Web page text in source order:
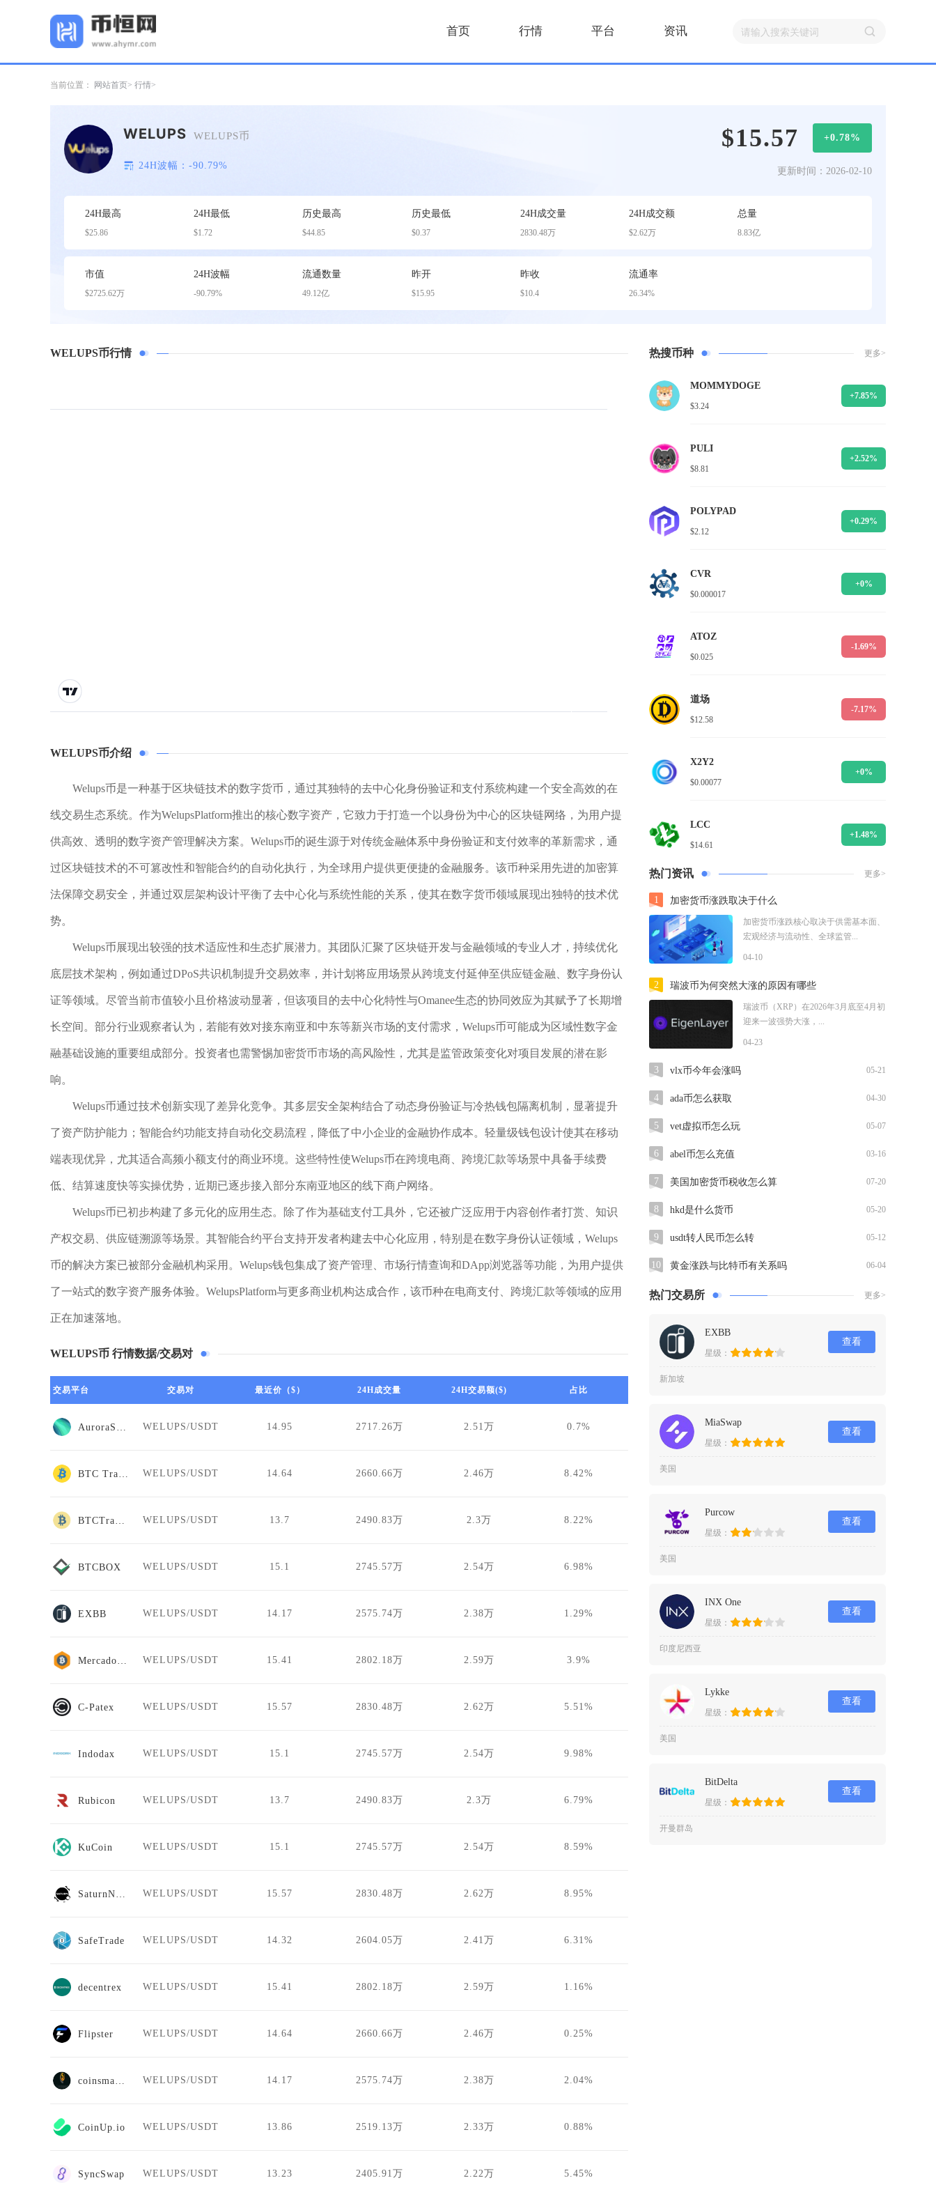
首页 行情 平台 资讯
当前位置： 网站首页 行情
WELUPS WELUPS币
24H波幅：-90.79%
$15.57 +0.78%
更新时间：2026-02-10
24H最高
$25.86
24H最低
$1.72
历史最高
$44.85
历史最低
$0.37
24H成交量
2830.48万
24H成交额
$2.62万
总量
8.83亿
市值
$2725.62万
24H波幅
-90.79%
流通数量
49.12亿
昨开
$15.95
昨收
$10.4
流通率
26.34%
WELUPS币行情
WELUPS币介绍
Welups币是一种基于区块链技术的数字货币，通过其独特的去中心化身份验证和支付系统构建一个安全高效的在
线交易生态系统。作为WelupsPlatform推出的核心数字资产，它致力于打造一个以身份为中心的区块链网络，为用户提
供高效、透明的数字资产管理解决方案。Welups币的诞生源于对传统金融体系中身份验证和支付效率的革新需求，通
过区块链技术的不可篡改性和智能合约的自动化执行，为全球用户提供更便捷的金融服务。该币种采用先进的加密算
法保障交易安全，并通过双层架构设计平衡了去中心化与系统性能的关系，使其在数字货币领域展现出独特的技术优
势。
Welups币展现出较强的技术适应性和生态扩展潜力。其团队汇聚了区块链开发与金融领域的专业人才，持续优化
底层技术架构，例如通过DPoS共识机制提升交易效率，并计划将应用场景从跨境支付延伸至供应链金融、数字身份认
证等领域。尽管当前市值较小且价格波动显著，但该项目的去中心化特性与Omanee生态的协同效应为其赋予了长期增
长空间。部分行业观察者认为，若能有效对接东南亚和中东等新兴市场的支付需求，Welups币可能成为区域性数字金
融基础设施的重要组成部分。投资者也需警惕加密货币市场的高风险性，尤其是监管政策变化对项目发展的潜在影
响。
Welups币通过技术创新实现了差异化竞争。其多层安全架构结合了动态身份验证与冷热钱包隔离机制，显著提升
了资产防护能力；智能合约功能支持自动化交易流程，降低了中小企业的金融协作成本。轻量级钱包设计使其在移动
端表现优异，尤其适合高频小额支付的商业环境。这些特性使Welups币在跨境电商、跨境汇款等场景中具备手续费
低、结算速度快等实操优势，近期已逐步接入部分东南亚地区的线下商户网络。
Welups币已初步构建了多元化的应用生态。除了作为基础支付工具外，它还被广泛应用于内容创作者打赏、知识
产权交易、供应链溯源等场景。其智能合约平台支持开发者构建去中心化应用，特别是在数字身份认证领域，Welups
币的解决方案已被部分金融机构采用。Welups钱包集成了资产管理、市场行情查询和DApp浏览器等功能，为用户提供
了一站式的数字资产服务体验。WelupsPlatform与更多商业机构达成合作，该币种在电商支付、跨境汇款等领域的应用
正在加速落地。
WELUPS币 行情数据/交易对
交易平台 交易对 最近价（$） 24H成交量 24H交易额($) 占比
WELUPS/USDT 14.95 2717.26万 2.51万 0.7%
WELUPS/USDT 14.64 2660.66万 2.46万 8.42%
WELUPS/USDT 13.7 2490.83万 2.3万 8.22%
BTCBOX WELUPS/USDT 15.1 2745.57万 2.54万 6.98%
EXBB WELUPS/USDT 14.17 2575.74万 2.38万 1.29%
WELUPS/USDT 15.41 2802.18万 2.59万 3.9%
C-Patex WELUPS/USDT 15.57 2830.48万 2.62万 5.51%
Indodax WELUPS/USDT 15.1 2745.57万 2.54万 9.98%
Rubicon WELUPS/USDT 13.7 2490.83万 2.3万 6.79%
KuCoin WELUPS/USDT 15.1 2745.57万 2.54万 8.59%
WELUPS/USDT 15.57 2830.48万 2.62万 8.95%
SafeTrade WELUPS/USDT 14.32 2604.05万 2.41万 6.31%
decentrex WELUPS/USDT 15.41 2802.18万 2.59万 1.16%
Flipster WELUPS/USDT 14.64 2660.66万 2.46万 0.25%
WELUPS/USDT 14.17 2575.74万 2.38万 2.04%
CoinUp.io WELUPS/USDT 13.86 2519.13万 2.33万 0.88%
SyncSwap WELUPS/USDT 13.23 2405.91万 2.22万 5.45%
热搜币种 更多>
MOMMYDOGE
$3.24
+7.85%
PULI
$8.81
+2.52%
POLYPAD
$2.12
+0.29%
CVR
$0.000017
+0%
ATOZ
$0.025
-1.69%
道场
$12.58
-7.17%
X2Y2
$0.00077
+0%
LCC
$14.61
+1.48%
热门资讯 更多>
1 加密货币涨跌取决于什么
加密货币涨跌核心取决于供需基本面、
宏观经济与流动性、全球监管...
04-10
2 瑞波币为何突然大涨的原因有哪些
瑞波币（XRP）在2026年3月底至4月初
迎来一波强势大涨，...
04-23
3 vlx币今年会涨吗 05-21
4 ada币怎么获取 04-30
5 vet虚拟币怎么玩 05-07
6 abel币怎么充值 03-16
7 美国加密货币税收怎么算 07-20
8 hkd是什么货币 05-20
9 usdt转人民币怎么转 05-12
10 黄金涨跌与比特币有关系吗 06-04
热门交易所 更多>
EXBB
星级：
查看
新加坡
MiaSwap
星级：
查看
美国
Purcow
星级：
查看
美国
INX One
星级：
查看
印度尼西亚
Lykke
星级：
查看
美国
BitDelta
星级：
查看
开曼群岛